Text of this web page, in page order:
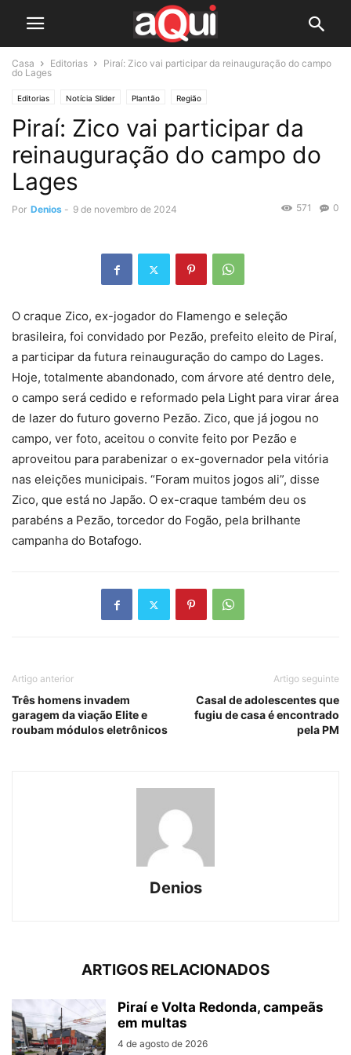
Casa Editorias
Piraí: Zico vai participar da reinauguração do campo
do Lages
Editorias Notícia Slider Plantão Região
Piraí: Zico vai participar da
reinauguração do campo do
Lages
Por Denios - 9 de novembro de 2024 0
571
O craque Zico, ex-jogador do Flamengo e seleção
brasileira, foi convidado por Pezão, prefeito eleito de Piraí,
a participar da futura reinauguração do campo do Lages.
Hoje, totalmente abandonado, com árvore até dentro dele,
o campo será cedido e reformado pela Light para virar área
de lazer do futuro governo Pezão. Zico, que já jogou no
campo, ver foto, aceitou o convite feito por Pezão e
aproveitou para parabenizar o ex-governador pela vitória
nas eleições municipais. “Foram muitos jogos ali”, disse
Zico, que está no Japão. O ex-craque também deu os
parabéns a Pezão, torcedor do Fogão, pela brilhante
campanha do Botafogo.
Artigo anterior
Três homens invadem
garagem da viação Elite e
roubam módulos eletrônicos
Artigo seguinte
Casal de adolescentes que
fugiu de casa é encontrado
pela PM
Denios
ARTIGOS RELACIONADOS
Piraí e Volta Redonda, campeãs
em multas
4 de agosto de 2026